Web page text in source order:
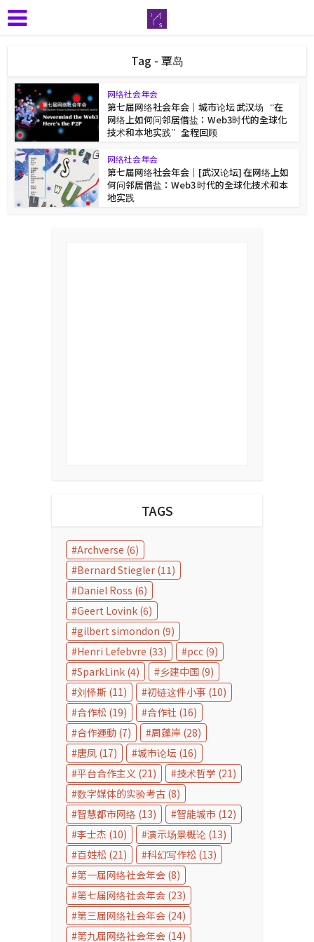
Tag - 覃岛
网络社会年会
第七届网络社会年会｜城市论坛 武汉场 “在
网络上如何问邻居借盐：Web3时代的全球化
技术和本地实践”全程回顾
网络社会年会
第七届网络社会年会｜[武汉论坛] 在网络上如
何问邻居借盐：Web3 时代的全球化技术和本
地实践
TAGS
Archverse (6)
Bernard Stiegler (11)
Daniel Ross (6)
Geert Lovink (6)
gilbert simondon (9)
Henri Lefebvre (33) pcc (9)
SparkLink (4) 乡建中国 (9)
刘怿斯 (11) 初链这件小事 (10)
合作松 (19) 合作社 (16)
合作運動 (7) 周蓬岸 (28)
唐凤 (17) 城市论坛 (16)
平台合作主义 (21) 技术哲学 (21)
数字媒体的实验考古 (8)
智慧都市网络 (13) 智能城市 (12)
李士杰 (10) 演示场景概论 (13)
百姓松 (21) 科幻写作松 (13)
第一届网络社会年会 (8)
第七届网络社会年会 (23)
第三届网络社会年会 (24)
第九届网络社会年会 (14)